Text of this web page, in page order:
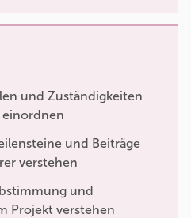
und Zuständigkeiten
einordnen
und Beiträge
verstehen
und
Projekt verstehen